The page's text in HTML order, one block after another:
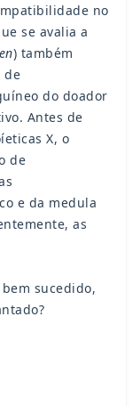
no
se avalia a
) também
de
do doador
Antes de
X, o
de
e da medula
as
sucedido,